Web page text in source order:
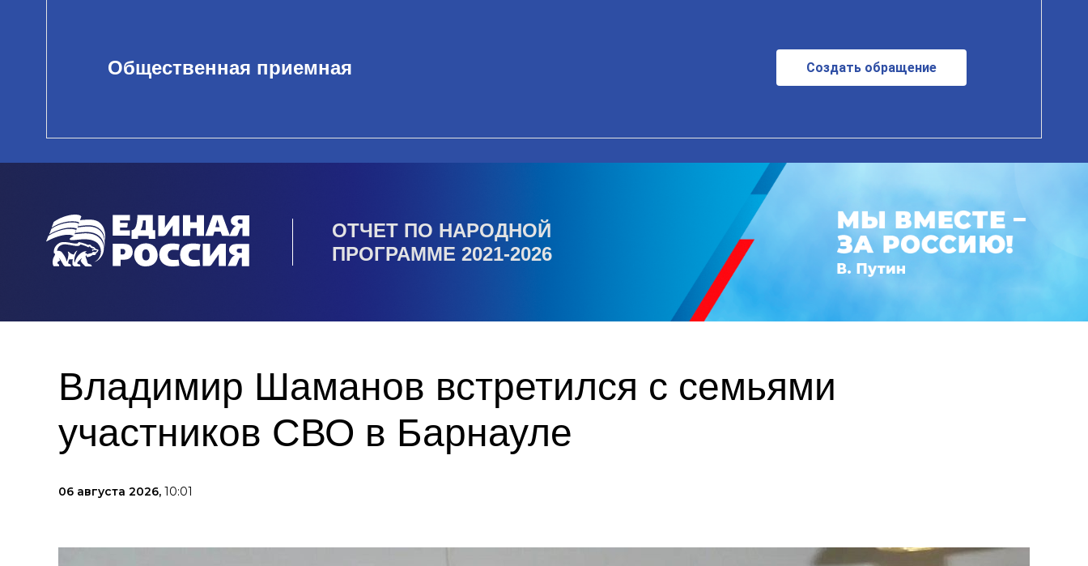
Общественная приемная Создать обращение
ОТЧЕТ ПО НАРОДНОЙ
ПРОГРАММЕ 2021-2026
Владимир Шаманов встретился с семьями
участников СВО в Барнауле
06 августа 2026, 10:01